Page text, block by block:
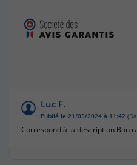
Luc F.
Publié le 21/05/2024 à 11:42
Correspond à la description Bon